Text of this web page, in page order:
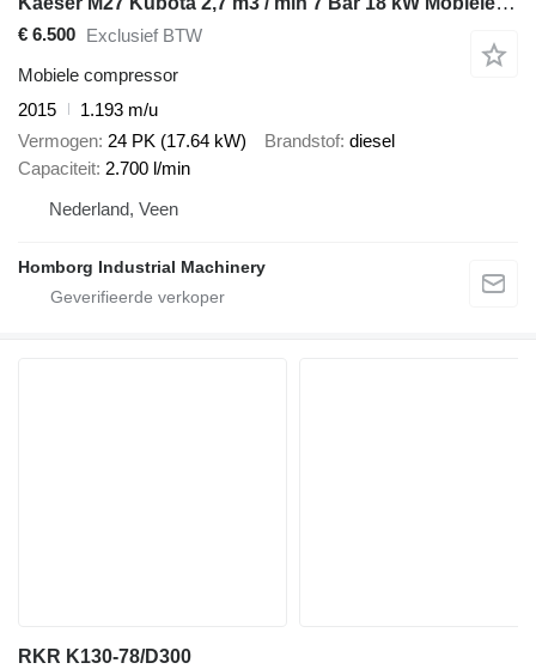
€ 6.500 Exclusief BTW
Mobiele compressor
2015
1.193 m/u
Vermogen 24 PK (17.64 kW) Brandstof diesel
Capaciteit 2.700 l/min
Nederland, Veen
Homborg Industrial Machinery
RKR K130-78/D300